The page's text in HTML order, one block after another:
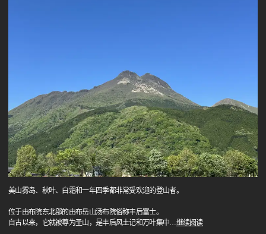
美山雾岛、秋叶、白霜和一年四季都非常受欢迎的登山者。
位于由布院东北部的由布岳山汤布院俗称丰后富士。
自古以来，它就被尊为圣山，是丰后风土记和万叶集中…继续阅读